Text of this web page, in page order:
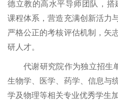
德立教的高水平导师团队，
课程体系，营造充满创新活力
严格公正的考核评估机制，矢
研人才。
代谢研究院作为独立招生
生物学、医学、药学、信息与
学及物理等相关专业优秀学生加